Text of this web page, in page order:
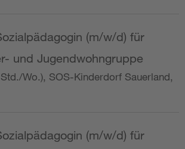
(m/w/d) für
und Jugendwohngruppe
Wo.), SOS-Kinderdorf Sauerland,
(m/w/d) für